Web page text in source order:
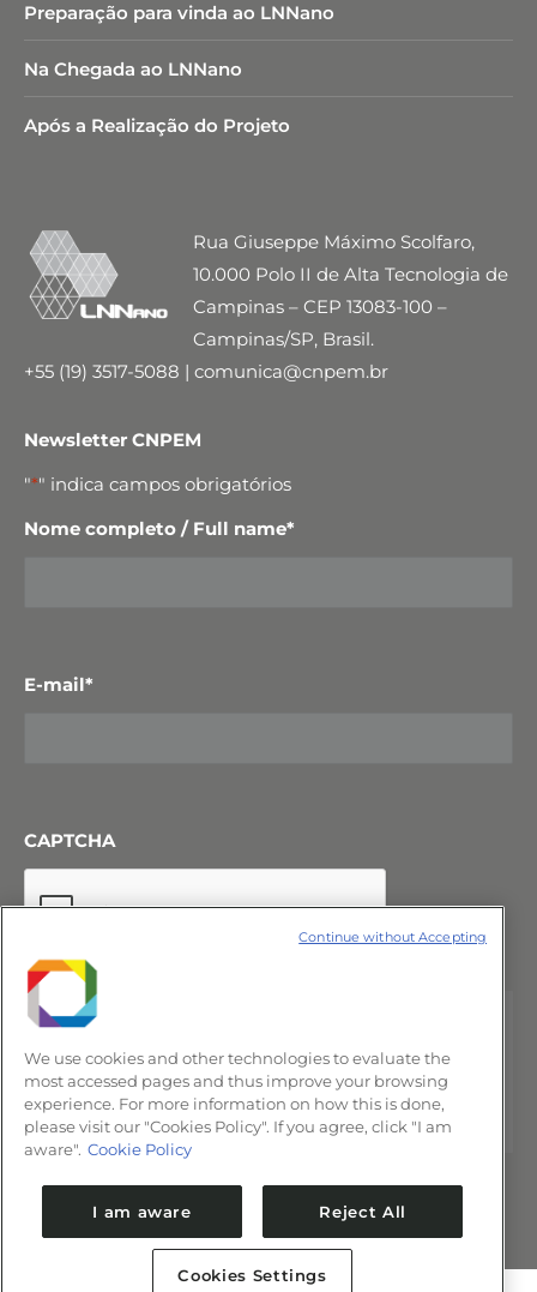
Preparação para vinda ao LNNano
Na Chegada ao LNNano
Após a Realização do Projeto
Rua Giuseppe Máximo Scolfaro,
10.000 Polo II de Alta Tecnologia de
Campinas – CEP 13083-100 –
Campinas/SP, Brasil.
+55 (19) 3517-5088 | comunica@cnpem.br
Newsletter CNPEM
"*" indica campos obrigatórios
Nome completo / Full name*
E-mail*
CAPTCHA
We use cookies and other technologies to evaluate the
most accessed pages and thus improve your browsing
experience. For more information on how this is done,
please visit our "Cookies Policy". If you agree, click "I am
aware". Cookie Policy
I am aware Reject All
Cookies Settings
Continue without Accepting